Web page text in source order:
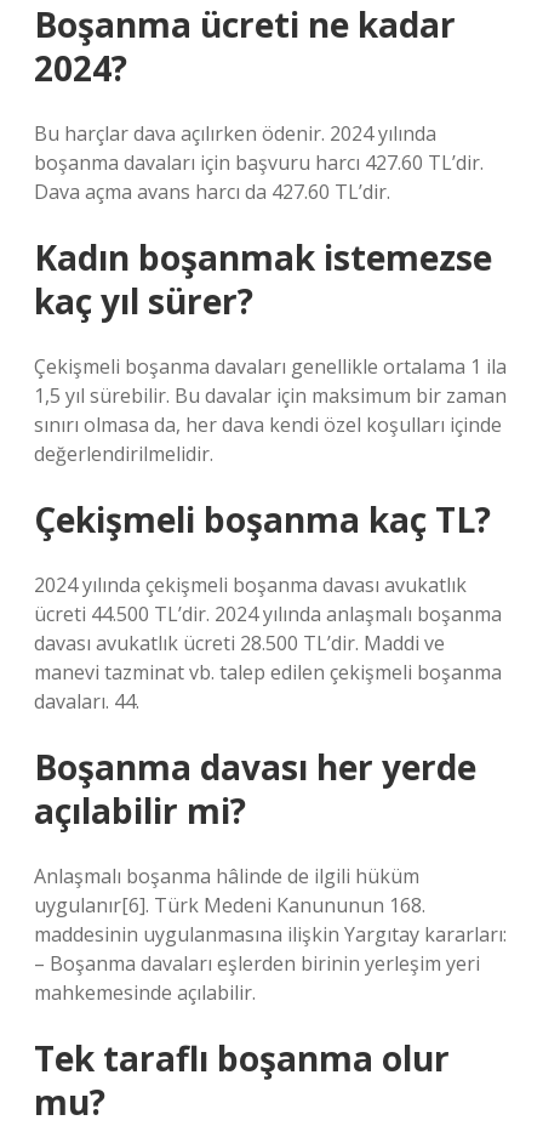
Boşanma ücreti ne kadar
2024?
Bu harçlar dava açılırken ödenir. 2024 yılında
boşanma davaları için başvuru harcı 427.60 TL’dir.
Dava açma avans harcı da 427.60 TL’dir.
Kadın boşanmak istemezse
kaç yıl sürer?
Çekişmeli boşanma davaları genellikle ortalama 1 ila
1,5 yıl sürebilir. Bu davalar için maksimum bir zaman
sınırı olmasa da, her dava kendi özel koşulları içinde
değerlendirilmelidir.
Çekişmeli boşanma kaç TL?
2024 yılında çekişmeli boşanma davası avukatlık
ücreti 44.500 TL’dir. 2024 yılında anlaşmalı boşanma
davası avukatlık ücreti 28.500 TL’dir. Maddi ve
manevi tazminat vb. talep edilen çekişmeli boşanma
davaları. 44.
Boşanma davası her yerde
açılabilir mi?
Anlaşmalı boşanma hâlinde de ilgili hüküm
uygulanır[6]. Türk Medeni Kanununun 168.
maddesinin uygulanmasına ilişkin Yargıtay kararları:
– Boşanma davaları eşlerden birinin yerleşim yeri
mahkemesinde açılabilir.
Tek taraflı boşanma olur
mu?